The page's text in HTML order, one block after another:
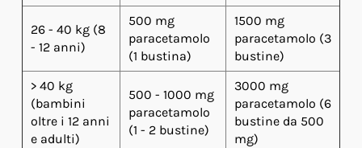
26 - 40 kg (8
- 12 anni)
500 mg
paracetamolo
(1 bustina)
1500 mg
paracetamolo (3
bustine)
> 40 kg
(bambini
oltre i 12 anni
e adulti)
500 - 1000 mg
paracetamolo
(1 - 2 bustine)
3000 mg
paracetamolo (6
bustine da 500
mg)